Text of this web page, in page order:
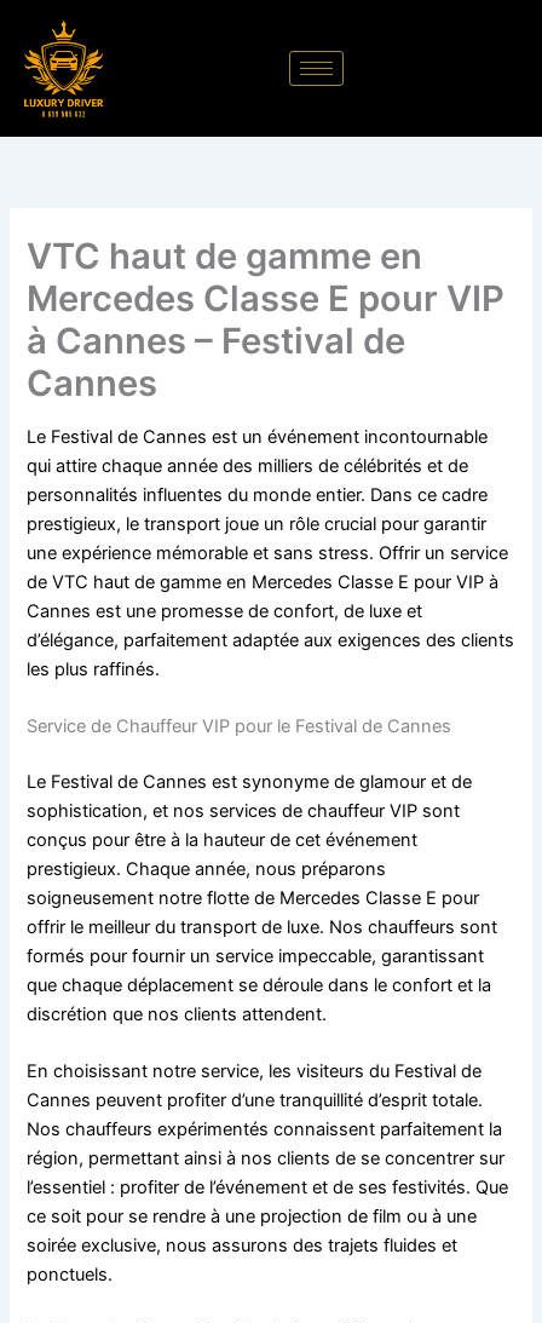
contenu
VTC haut de gamme en
Mercedes Classe E pour VIP
à Cannes – Festival de
Cannes
Le Festival de Cannes est un événement incontournable
qui attire chaque année des milliers de célébrités et de
personnalités influentes du monde entier. Dans ce cadre
prestigieux, le transport joue un rôle crucial pour garantir
une expérience mémorable et sans stress. Offrir un service
de VTC haut de gamme en Mercedes Classe E pour VIP à
Cannes est une promesse de confort, de luxe et
d’élégance, parfaitement adaptée aux exigences des clients
les plus raffinés.
Service de Chauffeur VIP pour le Festival de Cannes
Le Festival de Cannes est synonyme de glamour et de
sophistication, et nos services de chauffeur VIP sont
conçus pour être à la hauteur de cet événement
prestigieux. Chaque année, nous préparons
soigneusement notre flotte de Mercedes Classe E pour
offrir le meilleur du transport de luxe. Nos chauffeurs sont
formés pour fournir un service impeccable, garantissant
que chaque déplacement se déroule dans le confort et la
discrétion que nos clients attendent.
En choisissant notre service, les visiteurs du Festival de
Cannes peuvent profiter d’une tranquillité d’esprit totale.
Nos chauffeurs expérimentés connaissent parfaitement la
région, permettant ainsi à nos clients de se concentrer sur
l’essentiel : profiter de l’événement et de ses festivités. Que
ce soit pour se rendre à une projection de film ou à une
soirée exclusive, nous assurons des trajets fluides et
ponctuels.